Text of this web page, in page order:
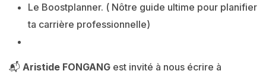
Le Boostplanner. ( Nôtre guide ultime pour planifier
ta carrière professionnelle)
📬 Aristide FONGANG est invité à nous écrire à